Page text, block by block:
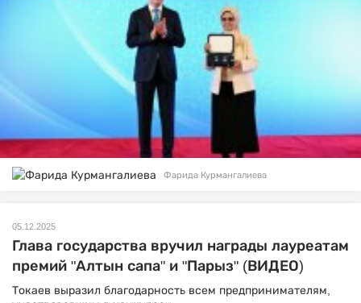
Фарида Курмангалиева
05.12.2025
Глава государства вручил награды лауреатам
премий "Алтын сапа" и "Парыз" (ВИДЕО)
Токаев выразил благодарность всем предпринимателям,